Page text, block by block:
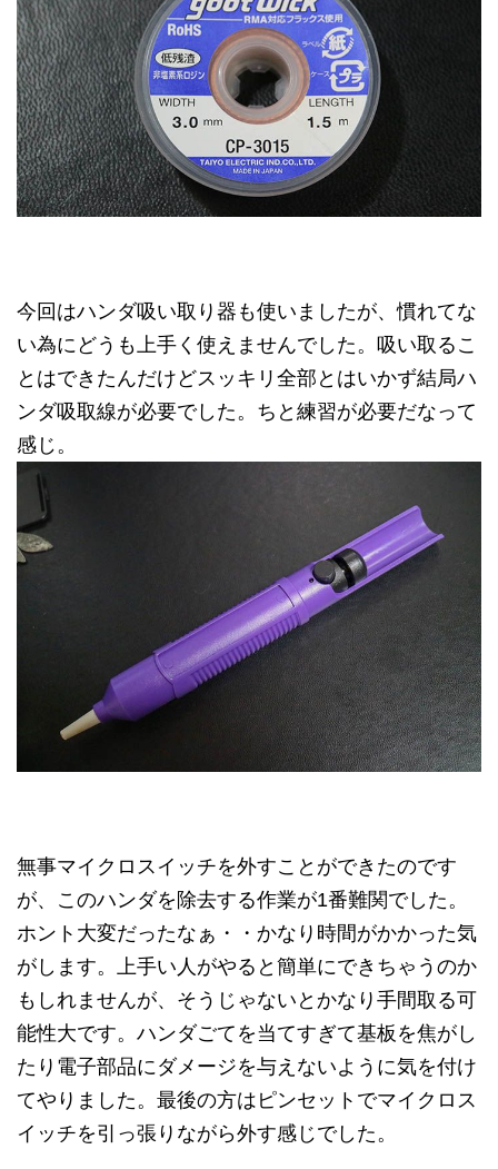
今回はハンダ吸い取り器も使いましたが、慣れてな
い為にどうも上手く使えませんでした。吸い取るこ
とはできたんだけどスッキリ全部とはいかず結局ハ
ンダ吸取線が必要でした。ちと練習が必要だなって
感じ。
無事マイクロスイッチを外すことができたのです
が、このハンダを除去する作業が1番難関でした。
ホント大変だったなぁ・・かなり時間がかかった気
がします。上手い人がやると簡単にできちゃうのか
もしれませんが、そうじゃないとかなり手間取る可
能性大です。ハンダごてを当てすぎて基板を焦がし
たり電子部品にダメージを与えないように気を付け
てやりました。最後の方はピンセットでマイクロス
イッチを引っ張りながら外す感じでした。